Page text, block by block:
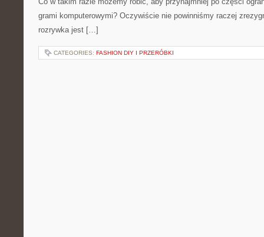
grami komputerowymi? Oczywiście nie powinniśmy raczej
rozrywka jest […]
CATEGORIES: FASHION DIY I PRZERÓBKI